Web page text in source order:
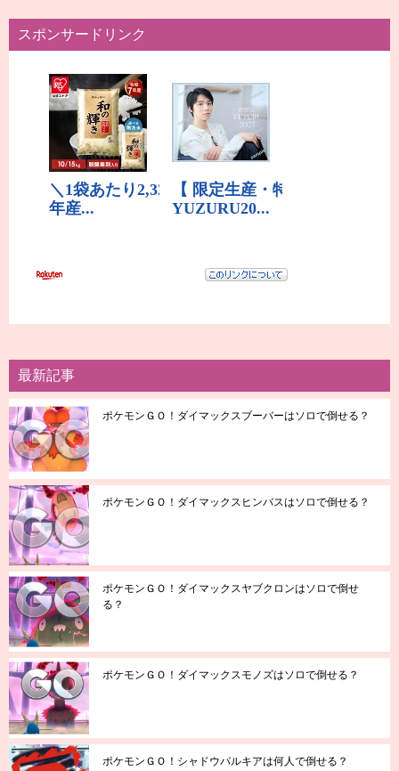
スポンサードリンク
最新記事
ポケモンＧＯ！ダイマックスブーバーはソロで倒せる？
ポケモンＧＯ！ダイマックスヒンバスはソロで倒せる？
ポケモンＧＯ！ダイマックスヤブクロンはソロで倒せ
る？
ポケモンＧＯ！ダイマックスモノズはソロで倒せる？
ポケモンＧＯ！シャドウパルキアは何人で倒せる？